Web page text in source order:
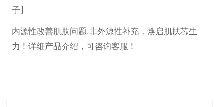
子】
内源性改善肌肤问题,非外源性补充，焕启肌肤芯生
力！详细产品介绍，可咨询客服！